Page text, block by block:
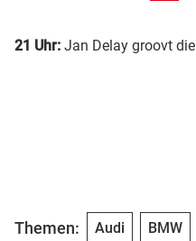
21 Uhr: Jan Delay groovt die
Themen: Audi BMW